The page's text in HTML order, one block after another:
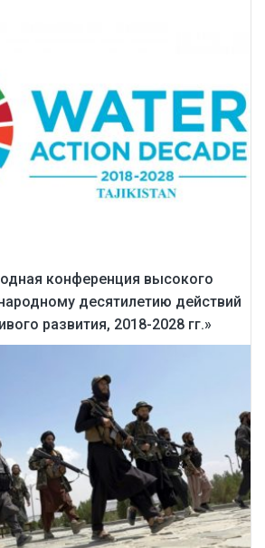
конференция высокого
десятилетию действий
развития, 2018-2028 гг.»